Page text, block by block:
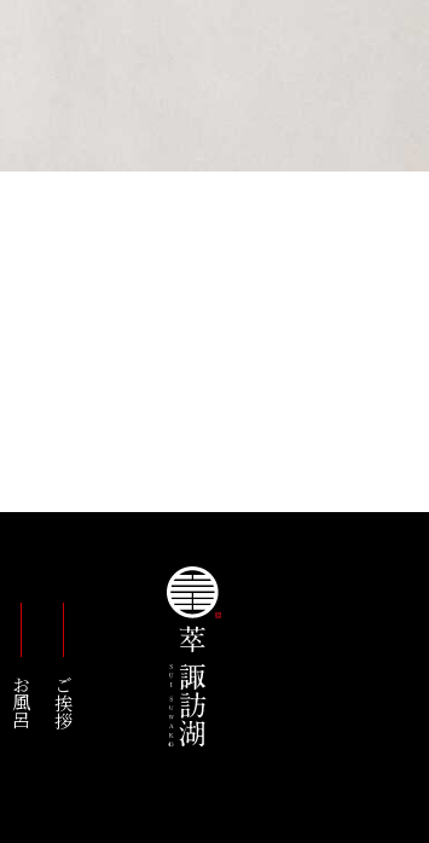
ご挨拶
お風呂